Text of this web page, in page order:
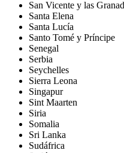
San Vicente y las
Santa Elena
Santa Lucía
Santo Tomé y Príncipe
Senegal
Serbia
Seychelles
Sierra Leona
Singapur
Sint Maarten
Siria
Somalia
Sri Lanka
Sudáfrica